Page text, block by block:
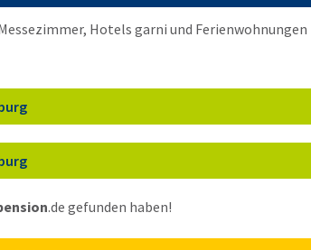
Hotels garni und Ferienwohnungen
.de gefunden haben!